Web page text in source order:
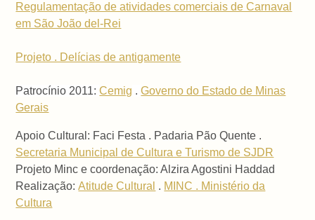
Regulamentação de atividades comerciais de Carnaval
em São João del-Rei
Projeto . Delícias de antigamente
Patrocínio 2011:Cemig .Governo do Estado de Minas
Gerais
Apoio Cultural: Faci Festa . Padaria Pão Quente .
Secretaria Municipal de Cultura e Turismo de SJDR
Projeto Minc e coordenação: Alzira Agostini Haddad
Realização:Atitude Cultural . MINC . Ministério da
Cultura